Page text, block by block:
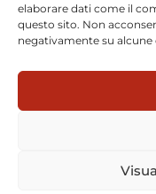
elaborare dati come il
questo sito. Non
negativamente su
© Copyright 2026 Il
Privacy Policy